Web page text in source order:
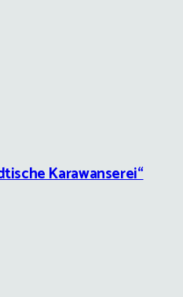
Karawanserei“